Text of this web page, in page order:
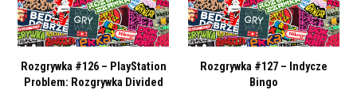
Rozgrywka #126 – PlayStation
Problem: Rozgrywka Divided
Rozgrywka #127 – Indycze
Bingo